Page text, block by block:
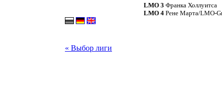
LMO 3 Франка Холлуитса
LMO 4 Рене Марта/LMO-
« Выбор лиги